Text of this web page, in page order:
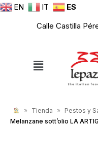
EN IT
ES
Calle Castilla
» Tienda » Pestos y
Melanzane sott’olio LA